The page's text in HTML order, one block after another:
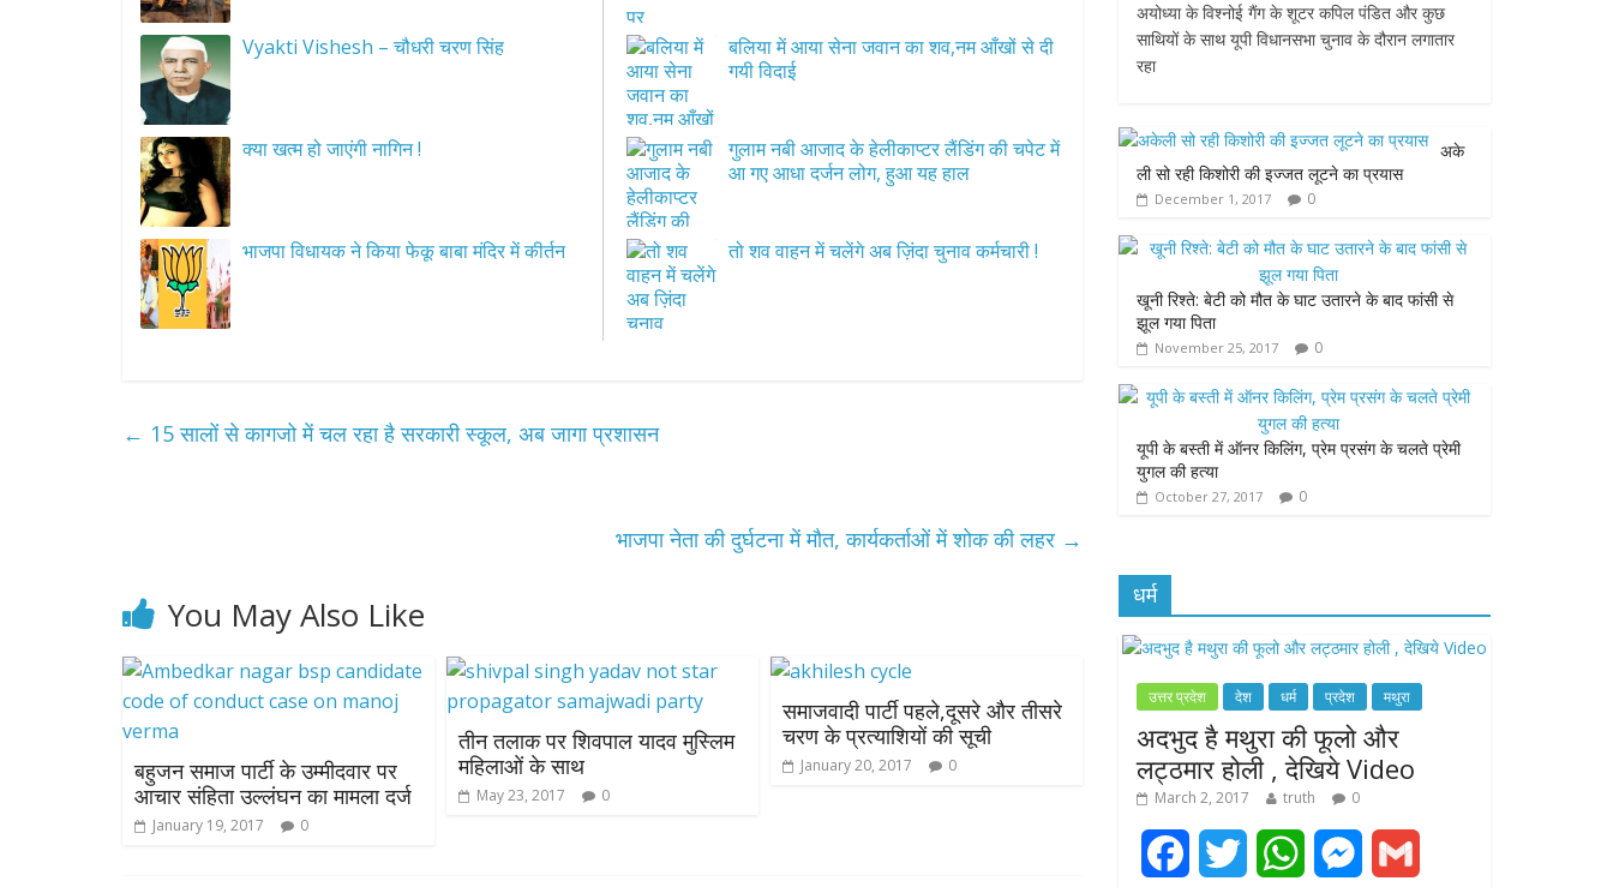
Vyakti Vishesh – चौधरी चरण सिंह
क्या खत्म हो जाएंगी नागिन !
भाजपा विधायक ने किया फेकू बाबा मंदिर में कीर्तन
बलिया में आया सेना जवान का शव,नम आँखों से दी
गयी विदाई
गुलाम नबी आजाद के हेलीकाप्टर लैंडिंग की चपेट में
आ गए आधा दर्जन लोग, हुआ यह हाल
तो शव वाहन में चलेंगे अब ज़िंदा चुनाव कर्मचारी !
← 15 सालों से कागजो में चल रहा है सरकारी स्कूल, अब जागा प्रशासन
भाजपा नेता की दुर्घटना में मौत, कार्यकर्ताओं में शोक की लहर →
You May Also Like
बहुजन समाज पार्टी के उम्मीदवार पर
आचार संहिता उल्लंघन का मामला दर्ज
January 19, 2017 0
तीन तलाक पर शिवपाल यादव मुस्लिम
महिलाओं के साथ
May 23, 2017 0
समाजवादी पार्टी पहले,दूसरे और तीसरे
चरण के प्रत्याशियों की सूची
January 20, 2017 0
e
o
t
r
t
p
s
g
i
अयोध्या के विश्नोई गैंग के शूटर कपिल पंडित और कुछ
साथियों के साथ यूपी विधानसभा चुनाव के दौरान लगातार
रहा
अके
ली सो रही किशोरी की इज्जत लूटने का प्रयास
December 1, 2017 0
खूनी रिश्ते: बेटी को मौत के घाट उतारने के बाद फांसी से
झूल गया पिता
November 25, 2017 0
यूपी के बस्ती में ऑनर किलिंग, प्रेम प्रसंग के चलते प्रेमी
युगल की हत्या
October 27, 2017 0
धर्म
उत्तर प्रदेश देश धर्म प्रदेश मथुरा
अदभुद है मथुरा की फूलो और
लट्ठमार होली , देखिये Video
March 2, 2017 truth 0
W
M